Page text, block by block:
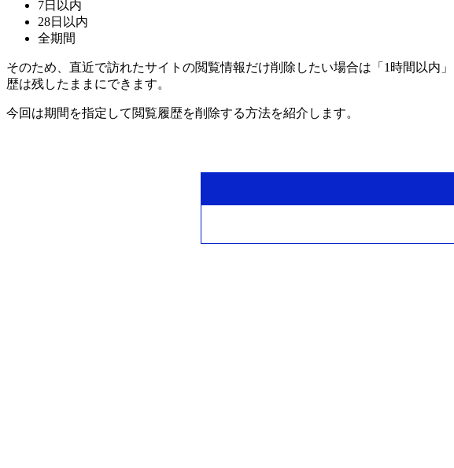
7日以内
28日以内
全期間
そのため、直近で訪れたサイトの閲覧情報だけ削除したい場合は「1時間以内
歴は残したままにできます。
今回は期間を指定して閲覧履歴を削除する方法を紹介します。